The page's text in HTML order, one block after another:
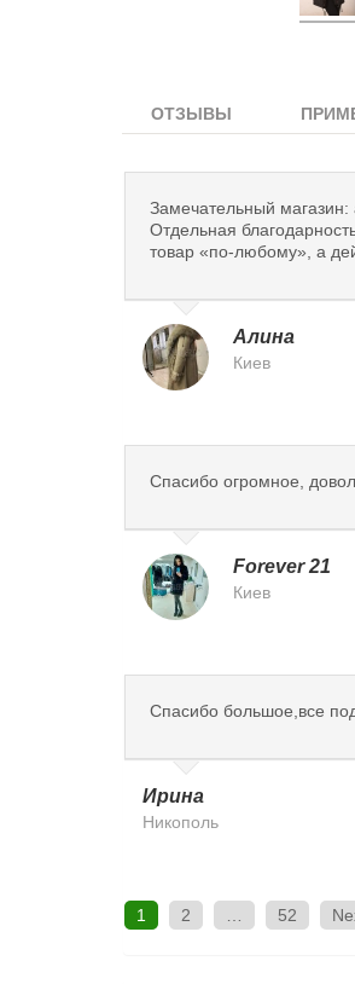
ОТЗЫВЫ
Замечательный магазин:
Отдельная
товар «по-любому», а
Алина
Киев
Спасибо огромное,
Forever 21
Киев
Спасибо большое,все
Ирина
Никополь
1 2 52